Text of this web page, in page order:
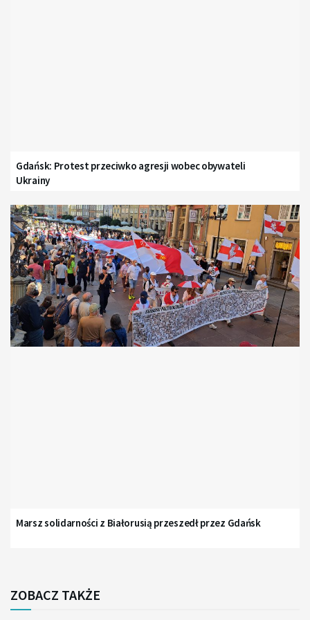
Gdańsk: Protest przeciwko agresji wobec obywateli
Ukrainy
Marsz solidarności z Białorusią przeszedł przez Gdańsk
ZOBACZ TAKŻE